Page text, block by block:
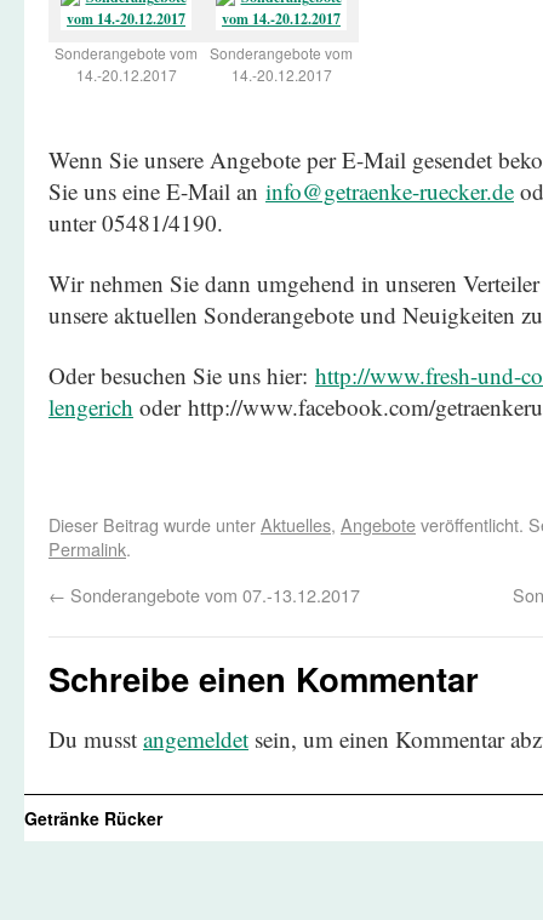
Sonderangebote vom
14.-20.12.2017
Sonderangebote vom
14.-20.12.2017
Wenn Sie unsere Angebote per E-Mail gesendet
Sie uns eine E-Mail an info@getraenke-ruecker.de
unter 05481/4190.
Wir nehmen Sie dann umgehend in unseren
unsere aktuellen Sonderangebote und Neuigkeiten
Oder besuchen Sie uns hier: http://www.fresh-und-
lengerich oder http://www.facebook.com/
Dieser Beitrag wurde unterAktuelles, Angeboteveröffentlicht.
Permalink.
← Sonderangebote vom 07.-13.12.2017
Schreibe einen Kommentar
Du musst angemeldetsein, um einen Kommentar
Getränke Rücker